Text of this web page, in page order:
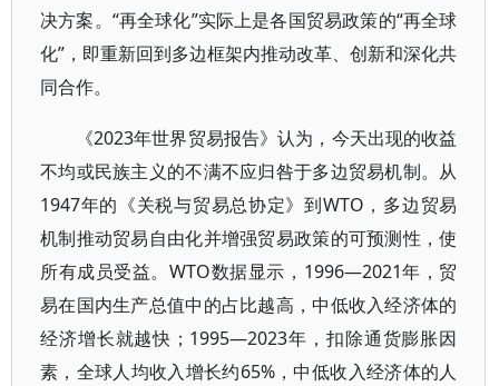
决方案。“再全球化”实际上是各国贸易政策的“再全球
化”，即重新回到多边框架内推动改革、创新和深化共
同合作。
《2023年世界贸易报告》认为，今天出现的收益
不均或民族主义的不满不应归咎于多边贸易机制。从
1947年的《关税与贸易总协定》到WTO，多边贸易
机制推动贸易自由化并增强贸易政策的可预测性，使
所有成员受益。WTO数据显示，1996—2021年，贸
易在国内生产总值中的占比越高，中低收入经济体的
经济增长就越快；1995—2023年，扣除通货膨胀因
素，全球人均收入增长约65%，中低收入经济体的人